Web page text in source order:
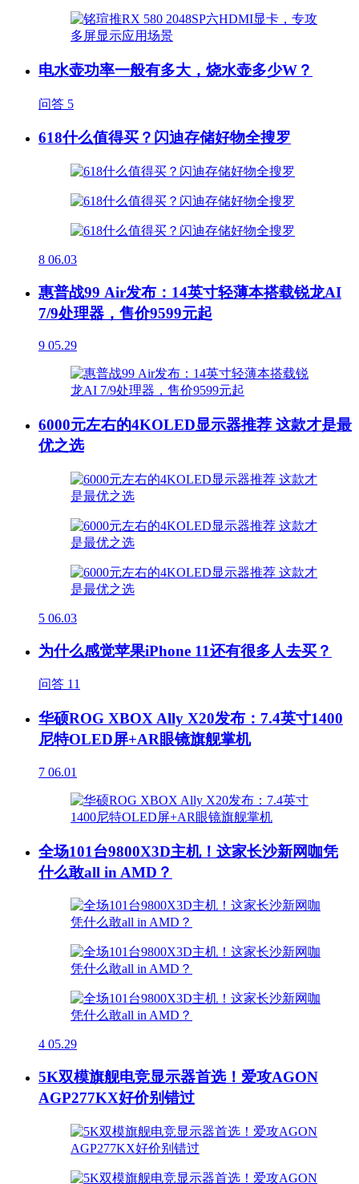
电水壶功率一般有多大，烧水壶多少W？
问答 5
618什么值得买？闪迪存储好物全搜罗
8 06.03
惠普战99 Air发布：14英寸轻薄本搭载锐龙AI
7/9处理器，售价9599元起
9 05.29
6000元左右的4KOLED显示器推荐 这款才是最
优之选
5 06.03
为什么感觉苹果iPhone 11还有很多人去买？
问答 11
华硕ROG XBOX Ally X20发布：7.4英寸1400
尼特OLED屏+AR眼镜旗舰掌机
7 06.01
全场101台9800X3D主机！这家长沙新网咖凭
什么敢all in AMD？
4 05.29
5K双模旗舰电竞显示器首选！爱攻AGON
AGP277KX好价别错过